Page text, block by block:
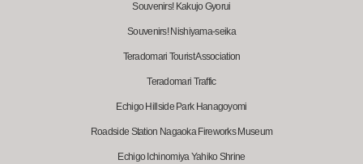
Souvenirs! Kakujo Gyorui
Souvenirs! Nishiyama-seika
Teradomari Tourist Association
Teradomari Traffic
Echigo Hillside Park Hanagoyomi
Roadside Station Nagaoka Fireworks Museum
Echigo Ichinomiya Yahiko Shrine